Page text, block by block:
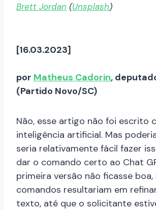
Brett Jordan (Unsplash)
[16.03.2023]
por Matheus Cadorin,
(Partido Novo/SC)
Não, esse artigo não foi escrito
inteligência artificial. Mas
seria relativamente fácil fazer
dar o comando certo ao Chat
primeira versão não ficasse boa,
comandos resultariam em
texto, até que o solicitante